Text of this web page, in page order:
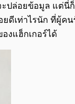
ะปล่อยข้อมูล แต่นี่
ดีเท่าไรนัก ที่ผู้คน
งแฮ็กเกอร์ได้